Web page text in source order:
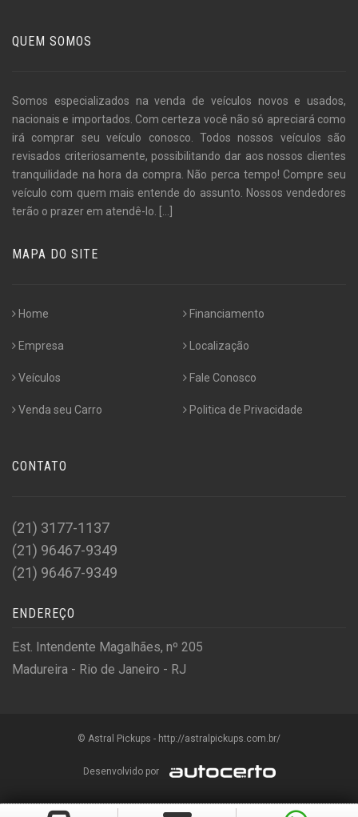
QUEM SOMOS
Somos especializados na venda de veículos novos e usados,
nacionais e importados. Com certeza você não só apreciará como
irá comprar seu veículo conosco. Todos nossos veículos são
revisados criteriosamente, possibilitando dar aos nossos clientes
tranquilidade na hora da compra. Não perca tempo! Compre seu
veículo com quem mais entende do assunto. Nossos vendedores
terão o prazer em atendê-lo. [...]
MAPA DO SITE
Home
Empresa
Veículos
Venda seu Carro
Financiamento
Localização
Fale Conosco
Politica de Privacidade
CONTATO
(21) 3177-1137
(21) 96467-9349
(21) 96467-9349
ENDEREÇO
Est. Intendente Magalhães, nº 205
Madureira - Rio de Janeiro - RJ
© Astral Pickups - http://astralpickups.com.br/
Desenvolvido por